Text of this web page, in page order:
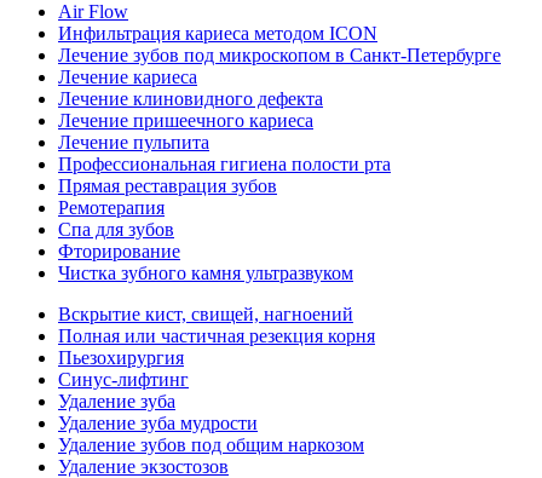
Air Flow
Инфильтрация кариеса методом ICON
Лечение зубов под микроскопом в Санкт-Петербурге
Лечение кариеса
Лечение клиновидного дефекта
Лечение пришеечного кариеса
Лечение пульпита
Профессиональная гигиена полости рта
Прямая реставрация зубов
Ремотерапия
Спа для зубов
Фторирование
Чистка зубного камня ультразвуком
Вскрытие кист, свищей, нагноений
Полная или частичная резекция корня
Пьезохирургия
Синус-лифтинг
Удаление зуба
Удаление зуба мудрости
Удаление зубов под общим наркозом
Удаление экзостозов